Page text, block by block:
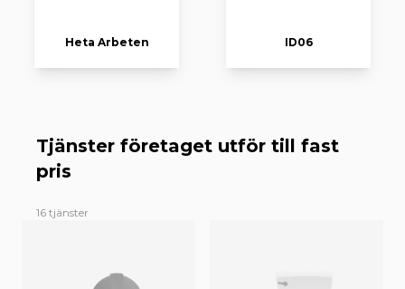
Heta Arbeten ID06
Tjänster företaget utför till fast
pris
16 tjänster